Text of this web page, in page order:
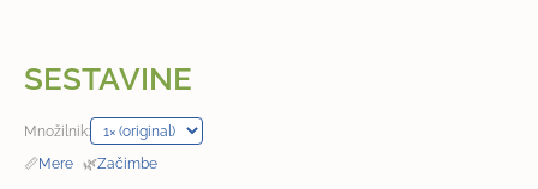
SESTAVINE
Množilnik:
📏Mere · 🌿Začimbe